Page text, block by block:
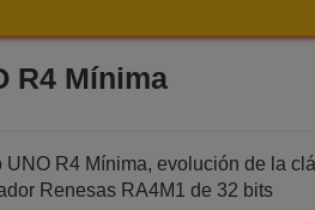
R4 Mínima
UNO R4 Mínima, evolución de la
Renesas RA4M1 de 32 bits